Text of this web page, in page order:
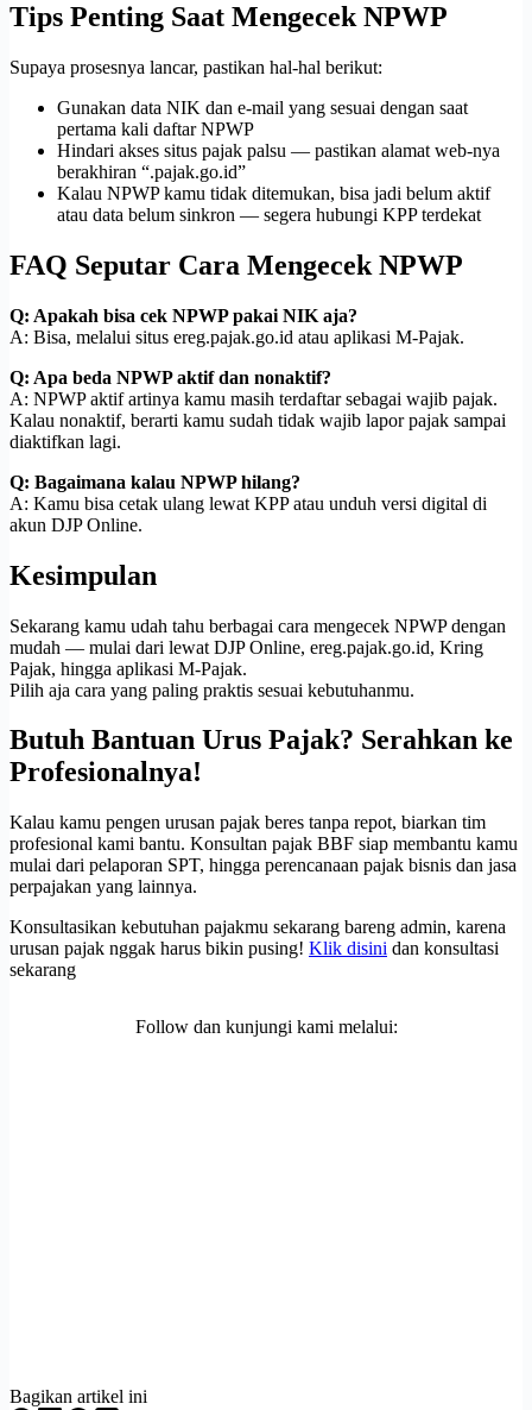
Tips Penting Saat Mengecek NPWP
Supaya prosesnya lancar, pastikan hal-hal berikut:
Gunakan data NIK dan e-mail yang sesuai dengan saat
pertama kali daftar NPWP
Hindari akses situs pajak palsu — pastikan alamat web-nya
berakhiran “.pajak.go.id”
Kalau NPWP kamu tidak ditemukan, bisa jadi belum aktif
atau data belum sinkron — segera hubungi KPP terdekat
FAQ Seputar Cara Mengecek NPWP
Q: Apakah bisa cek NPWP pakai NIK aja?
A: Bisa, melalui situs ereg.pajak.go.id atau aplikasi M-Pajak.
Q: Apa beda NPWP aktif dan nonaktif?
A: NPWP aktif artinya kamu masih terdaftar sebagai wajib pajak.
Kalau nonaktif, berarti kamu sudah tidak wajib lapor pajak sampai
diaktifkan lagi.
Q: Bagaimana kalau NPWP hilang?
A: Kamu bisa cetak ulang lewat KPP atau unduh versi digital di
akun DJP Online.
Kesimpulan
Sekarang kamu udah tahu berbagai cara mengecek NPWP dengan
mudah — mulai dari lewat DJP Online, ereg.pajak.go.id, Kring
Pajak, hingga aplikasi M-Pajak.
Pilih aja cara yang paling praktis sesuai kebutuhanmu.
Butuh Bantuan Urus Pajak? Serahkan ke
Profesionalnya!
Kalau kamu pengen urusan pajak beres tanpa repot, biarkan tim
profesional kami bantu. Konsultan pajak BBF siap membantu kamu
mulai dari pelaporan SPT, hingga perencanaan pajak bisnis dan jasa
perpajakan yang lainnya.
Konsultasikan kebutuhan pajakmu sekarang bareng admin, karena
urusan pajak nggak harus bikin pusing! Klik disini dan konsultasi
sekarang
Follow dan kunjungi kami melalui:
Bagikan artikel ini